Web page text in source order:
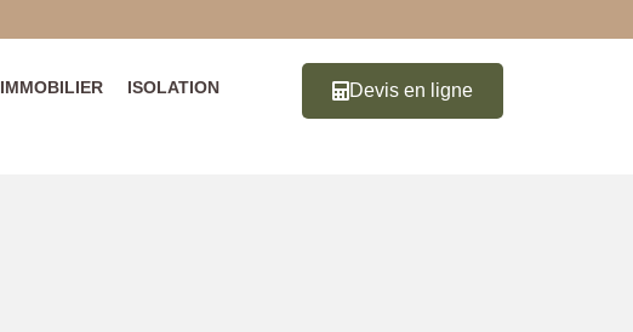
IMMOBILIER ISOLATION Devis en ligne